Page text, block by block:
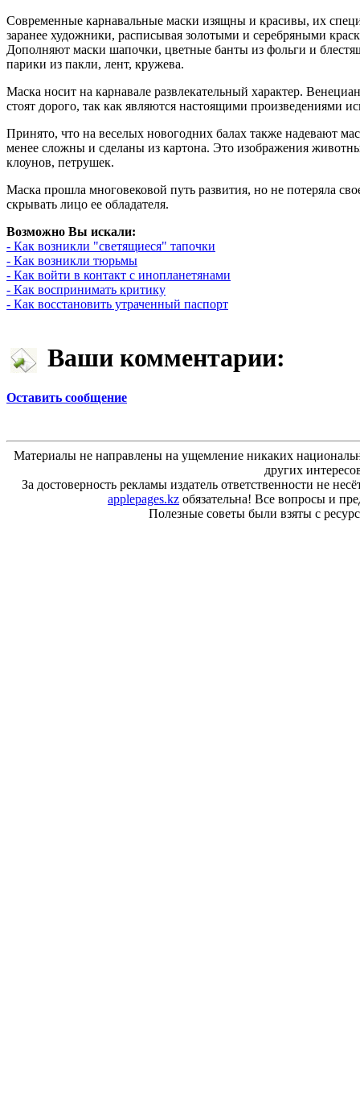
Современные карнавальные маски изящны и красивы, их
заранее художники, расписывая золотыми и серебряными
Дополняют маски шапочки, цветные банты из фольги и
парики из пакли, лент, кружева.
Маска носит на карнавале развлекательный характер.
стоят дорого, так как являются настоящими произведениями
Принято, что на веселых новогодних балах также надевают
менее сложны и сделаны из картона. Это изображения
клоунов, петрушек.
Маска прошла многовековой путь развития, но не потеряла
скрывать лицо ее обладателя.
Возможно Вы искали:
- Как возникли "светящиеся" тапочки
- Как возникли тюрьмы
- Как войти в контакт с инопланетянами
- Как воспринимать критику
- Как восстановить утраченный паспорт
Ваши комментарии:
Оставить сообщение
Материалы не направлены на ущемление никаких
других
За достоверность рекламы издатель ответственности не
applepages.kz обязательна! Все вопросы и
Полезные советы были взяты с